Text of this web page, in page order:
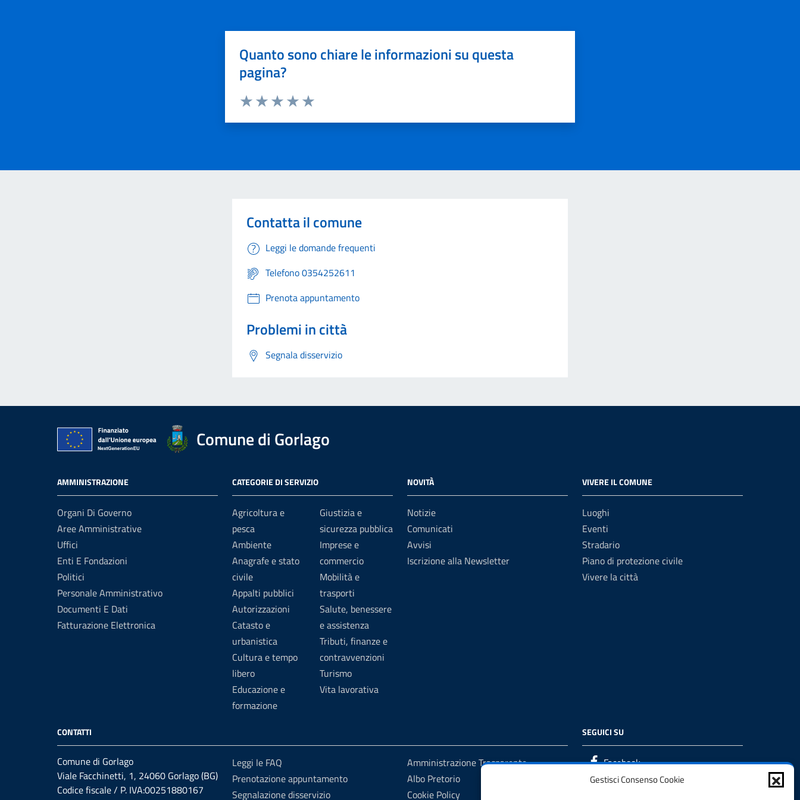
Gestisci Consenso Cookie
Quanto sono chiare le informazioni su questa
pagina?
Contatta il comune
Leggi le domande frequenti
Telefono 0354252611
Prenota appuntamento
Problemi in città
Segnala disservizio
Comune di Gorlago
AMMINISTRAZIONE
Organi Di Governo
Aree Amministrative
Uffici
Enti E Fondazioni
Politici
Personale Amministrativo
Documenti E Dati
Fatturazione Elettronica
CATEGORIE DI SERVIZIO
Agricoltura e
pesca
Ambiente
Anagrafe e stato
civile
Appalti pubblici
Autorizzazioni
Catasto e
urbanistica
Cultura e tempo
libero
Educazione e
formazione
Giustizia e
sicurezza pubblica
Imprese e
commercio
Mobilità e
trasporti
Salute, benessere
e assistenza
Tributi, finanze e
contravvenzioni
Turismo
Vita lavorativa
NOVITÀ
Notizie
Comunicati
Avvisi
Iscrizione alla Newsletter
VIVERE IL COMUNE
Luoghi
Eventi
Stradario
Piano di protezione civile
Vivere la città
CONTATTI
Comune di Gorlago
Viale Facchinetti, 1, 24060 Gorlago (BG)
Codice fiscale / P. IVA:00251880167
Leggi le FAQ
Prenotazione appuntamento
Segnalazione disservizio
Amministrazione Trasparente
Albo Pretorio
Cookie Policy
SEGUICI SU
Facebook